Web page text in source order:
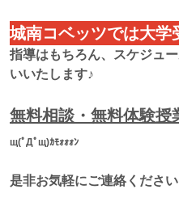
城南コベッツでは大学
指導はもちろん、スケジュ
いいたします♪
無料相談・無料体験授
щ(ﾟДﾟщ)ｶﾓｫｫｫﾝ
是非お気軽にご連絡ください